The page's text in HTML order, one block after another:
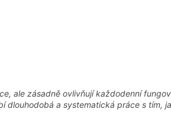
ale zásadně ovlivňují každodenní
dlouhodobá a systematická práce s tím,